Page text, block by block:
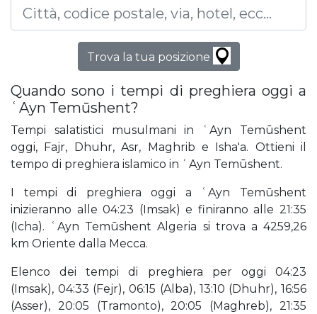
Trova la tua posizione
Quando sono i tempi di preghiera oggi a
ʿAyn Temūshent?
Tempi salatistici musulmani in ʿAyn Temūshent
oggi, Fajr, Dhuhr, Asr, Maghrib e Isha'a. Ottieni il
tempo di preghiera islamico in ʿAyn Temūshent.
I tempi di preghiera oggi a ʿAyn Temūshent
inizieranno alle 04:23 (Imsak) e finiranno alle 21:35
(Icha). ʿAyn Temūshent Algeria si trova a 4259,26
km Oriente dalla Mecca.
Elenco dei tempi di preghiera per oggi 04:23
(Imsak), 04:33 (Fejr), 06:15 (Alba), 13:10 (Dhuhr), 16:56
(Asser), 20:05 (Tramonto), 20:05 (Maghreb), 21:35